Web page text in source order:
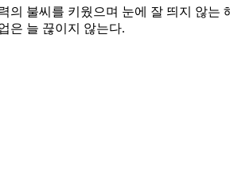
불씨를 키웠으며 눈에 잘 띄지 않는
은 늘 끊이지 않는다.